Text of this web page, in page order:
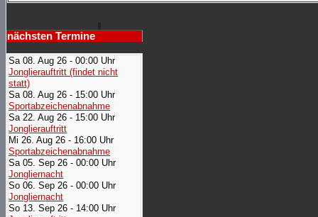
nächsten Termine
Sa 08. Aug 26 - 00:00 Uhr
Jonglierauftritt (findet nicht
statt)
Sa 08. Aug 26 - 15:00 Uhr
Sportabzeichenabnahme
Sa 22. Aug 26 - 15:00 Uhr
Jonglierauftritt
Mi 26. Aug 26 - 16:00 Uhr
Sportabzeichenabnahme
Sa 05. Sep 26 - 00:00 Uhr
Jongliernacht
So 06. Sep 26 - 00:00 Uhr
Jongliernacht
So 13. Sep 26 - 14:00 Uhr